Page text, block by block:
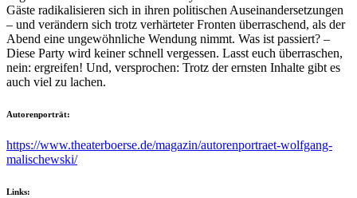
Gäste radikalisieren sich in ihren politischen Auseinandersetzungen
– und verändern sich trotz verhärteter Fronten überraschend, als der
Abend eine ungewöhnliche Wendung nimmt. Was ist passiert? –
Diese Party wird keiner schnell vergessen. Lasst euch überraschen,
nein: ergreifen! Und, versprochen: Trotz der ernsten Inhalte gibt es
auch viel zu lachen.
Autorenporträt:
https://www.theaterboerse.de/magazin/autorenportraet-wolfgang-
malischewski/
Links: